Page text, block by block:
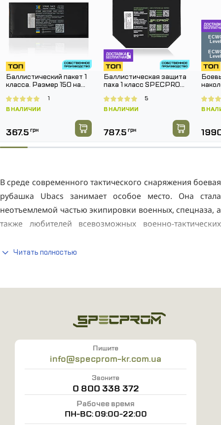
Баллистический пакет 1
класса. Размер 150 на
В НАЛИЧИИ
1
367.5 грн
Баллистическая защита
паха 1 класс SPECPROM.
В НАЛИЧИИ
5
787.5 грн
В
В среде современного тактического снаряжения боевая
рубашка Ubacs занимает особое место. Она стала
неотъемлемой частью экипировки военных, спецназа, а
также любителей всевозможных военно-тактических
Изделие сочетает в себе инновационный подход к
магазине «СПЕЦПРОМ-КР».
Чем так привлекает тактическая рубашка Убакс
Она интересует многих профессионалов своей
многофункциональностью и универсальностью.
Изготовлена из высококачественных материалов,
обеспечивающих прочность, износостойкость и
долговечность. Идеально подходит для использования
Читать полностью
Пишите
info@specprom-kr.com.ua
Звоните
0 800 338 372
Рабочее время
ПН-ВС: 09:00-22:00